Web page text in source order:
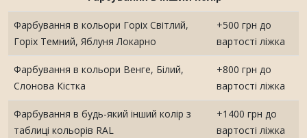
Фарбування в кольори Горіх Світлий,
Горіх Темний, Яблуня Локарно
+500 грн до
вартості ліжка
Фарбування в кольори Венге, Білий,
Слонова Кістка
+800 грн до
вартості ліжка
Фарбування в будь-який інший колір з
таблиці кольорів RAL
+1400 грн до
вартості ліжка